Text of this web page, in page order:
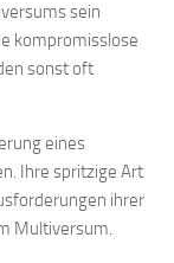
sein
kompromisslose
sonst oft
eines
Ihre spritzige Art
ihrer
Multiversum.